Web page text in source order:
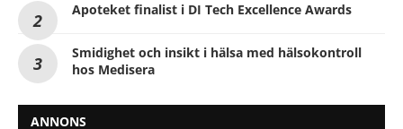
Apoteket finalist i DI Tech Excellence Awards
Smidighet och insikt i hälsa med hälsokontroll
hos Medisera
ANNONS